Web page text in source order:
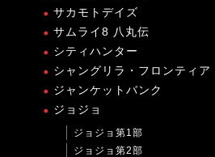
サカモトデイズ
サムライ8 八丸伝
シティハンター
シャングリラ・フロンティア
ジャンケットバンク
ジョジョ
ジョジョ第1部
ジョジョ第2部